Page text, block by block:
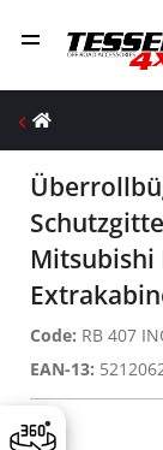
Mitsubishi
Code: RB 407
EAN-13: